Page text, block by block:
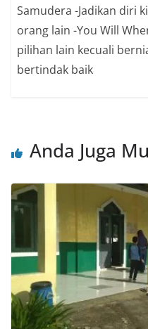
Samudera -Jadikan diri
orang lain -You Will
pilihan lain kecuali
bertindak baik
Anda Juga